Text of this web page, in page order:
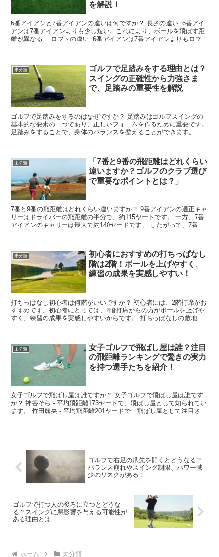
を解説！
6番アイアンと7番アイアンの違いは何ですか？ 長さの違い: 6番アイ
アンは7番アイアンよりも少し短い。これにより、ボールを飛ばす距
離が異なる。 ロフトの違い: 6番アイアンは7番アイアンよりもロフト
未分類
ゴルフで足踏みをする理由とは？
スイングの正確性から力強さま
で、足踏みの重要性を解説
ゴルフで足踏みをするのはなぜですか？ 足踏みはゴルフスイングの
基本的な要素の一つであり、正しいフォームを作るために重要です。
足踏みをすることで、身体のバランスを整えることができます。 足
未分類
「7番と9番の飛距離はどれくらい
違いますか？ゴルフのクラブ選び
で重要なポイントとは？」
7番と9番の飛距離はどれくらい違いますか？ 9番アイアンの適正キャ
リーはドライバーの飛距離の半分で、約115ヤードです。 一方、7番
アイアンのキャリーは最大で約140ヤードです。 したがって、7番と9
未分類
初心者におすすめの打ちっぱなし
階は2階！ボールを上げやすく、
練習の成果を実感しやすい！
打ちっぱなし初心者は何階がいいですか？ 初心者には、2階打席がお
すすめです。初心者にとっては、2階打席からの方がボールを上げや
すく、練習の成果を実感しやすいからです。 打ちっぱなしの敷地
未分類
女子ゴルフで飛ばし屋は誰？注目
の飛距離ランキングで驚きの実力
を持つ選手たちを紹介！
女子ゴルフで飛ばし屋は誰ですか？ 女子ゴルフで飛ばし屋は誰です
か？ 神谷そら - 平均飛距離173ヤードで、飛ばし屋として知られてい
ます。 竹田麗央 - 平均飛距離201ヤードで、飛ばし屋として注目され
ゴルフで右足の爪先を開くとどうなる？
バランス崩れやスイング制限、パワー減
少のリスクがある！
ゴルフで打つ人の後ろに立つとどうな
る？スイングに悪影響を与える可能性が
ある理由とは
ホーム 未分類